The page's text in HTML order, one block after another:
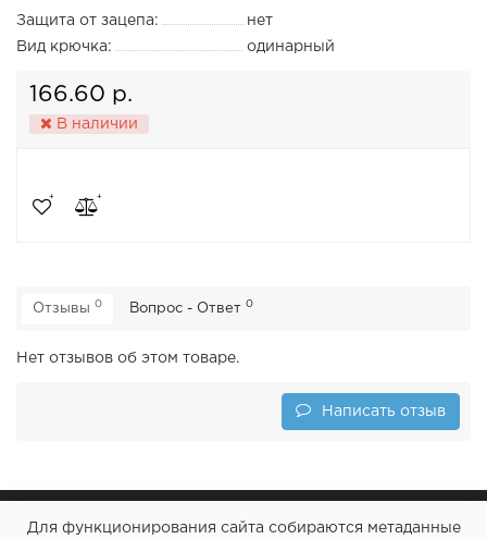
Защита от зацепа:
нет
Вид крючка:
одинарный
166.60 р.
В наличии
Отзывы 0 Вопрос - Ответ 0
Нет отзывов об этом товаре.
Написать отзыв
Для функционирования сайта собираются метаданные